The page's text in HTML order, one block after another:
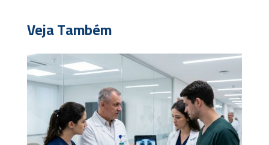
Veja Também